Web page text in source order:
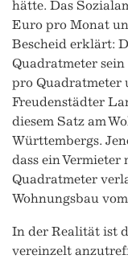
hätte. Das
Euro pro Monat
Bescheid erklärt:
Quadratmeter
pro Quadratmeter
Freudenstädter
diesem Satz am
Württembergs.
dass ein
Quadratmeter
Wohnungsbau
In der Realität ist
vereinzelt